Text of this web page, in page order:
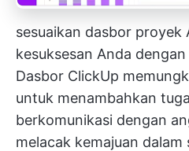
sesuaikan dasbor proyek
kesuksesan Anda dengan
Dasbor ClickUp
untuk menambahkan
berkomunikasi dengan
melacak kemajuan dalam